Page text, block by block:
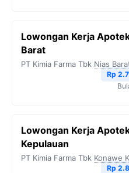
Lowongan Kerja
Barat
PT Kimia Farma Tbk Nias
Rp
Lowongan Kerja
Kepulauan
PT Kimia Farma Tbk Konawe
Rp